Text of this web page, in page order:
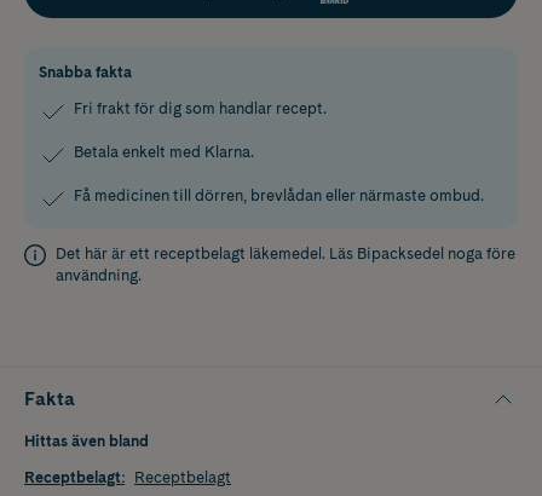
Snabba fakta
Fri frakt för dig som handlar recept.
Betala enkelt med Klarna.
Få medicinen till dörren, brevlådan eller närmaste ombud.
Det här är ett receptbelagt läkemedel. Läs Bipacksedel noga före
användning.
Fakta
Hittas även bland
Receptbelagt: Receptbelagt